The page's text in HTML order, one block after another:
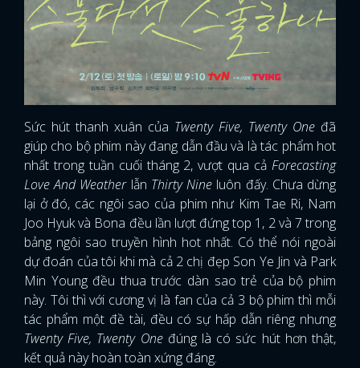
Sức hút thanh xuân của Twenty Five, Twenty One đã
giúp cho bộ phim này đang dẫn đầu và là tác phẩm hot
nhất trong tuần cuối tháng 2, vượt qua cả Forecasting
Love And Weather lẫn Thirty Nine luôn đấy. Chưa dừng
lại ở đó, các ngôi sao của phim như Kim Tae Ri, Nam
Joo Hyuk và Bona đều lần lượt đứng top 1, 2 và 7 trong
bảng ngôi sao truyền hình hot nhất. Có thể nói ngoài
dự đoán của tôi khi mà cả 2 chị đẹp Son Ye Jin và Park
Min Young đều thua trước dàn sao trẻ của bộ phim
này. Tôi thì với cương vị là fan của cả 3 bộ phim thì mỗi
tác phẩm một đề tài, đều có sự hấp dẫn riêng nhưng
Twenty Five, Twenty One đúng là có sức hút hơn thật,
kết quả này hoàn toàn xứng đáng.